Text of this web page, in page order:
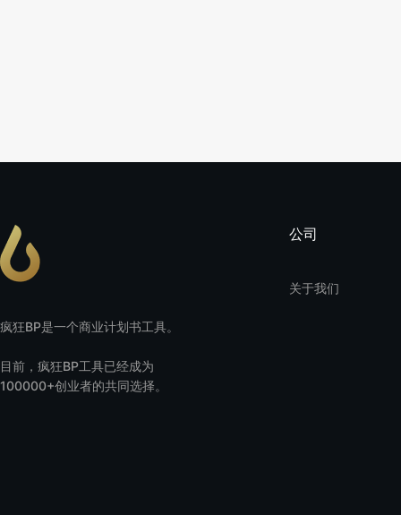
疯狂BP是一个商业计划书工具。
目前，疯狂BP工具已经成为
100000+创业者的共同选择。
公司
关于我们